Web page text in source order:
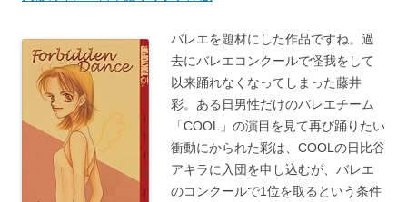
バレエを題材にした作品ですね。過
去にバレエコンクールで怪我をして
以来踊れなくなってしまった藤井
彩。ある日男性だけのバレエチーム
「COOL」の演目を見て再び踊りたい
衝動にかられた彩は、COOLの日比谷
アキラに入団を申し込むが、バレエ
のコンクールで1位を取るという条件